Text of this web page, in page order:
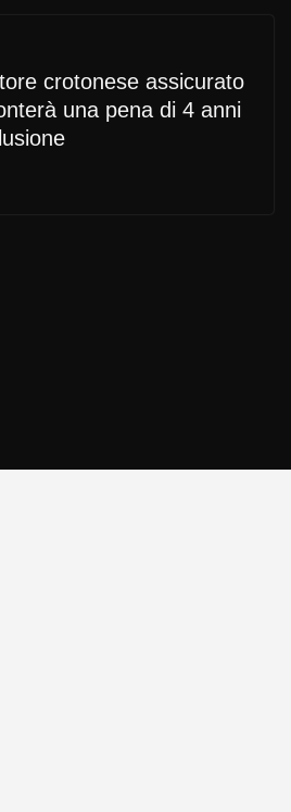
crotonese assicurato
una pena di 4 anni